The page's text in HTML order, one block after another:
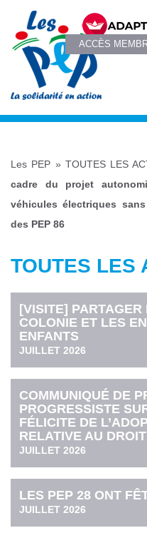
ACCÈS
Les PEP » TOUTES LES
cadre du projet
véhicules électriques
des PEP 86
TOUTES LES
[VISITE] PARTAGER
COLONIE ET LES
ENFANTS
JUILLET 2026
COMMUNIQUÉ DE
PROGRESSISTE
FÉLICITE DE
RELATIVE AU
JUILLET 2026
LES PEP 28 ONT
JUILLET 2026